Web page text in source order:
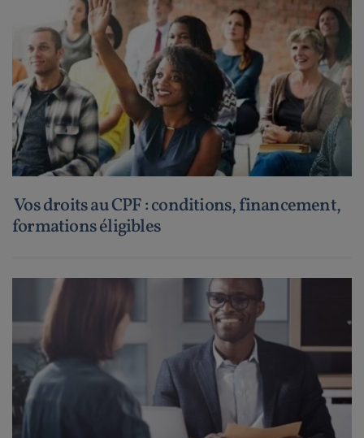
Vos droits au CPF : conditions, financement,
formations éligibles